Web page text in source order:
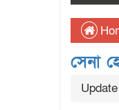
সেনা